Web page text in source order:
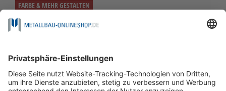
FARBE & MEHR GESTALTEN